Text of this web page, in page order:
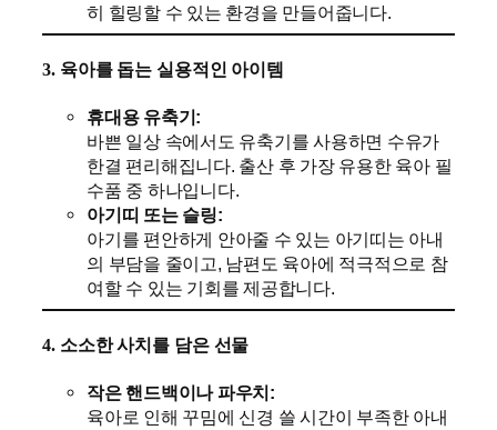
히 힐링할 수 있는 환경을 만들어줍니다.
3. 육아를 돕는 실용적인 아이템
휴대용 유축기:
바쁜 일상 속에서도 유축기를 사용하면 수유가
한결 편리해집니다. 출산 후 가장 유용한 육아 필
수품 중 하나입니다.
아기띠 또는 슬링:
아기를 편안하게 안아줄 수 있는 아기띠는 아내
의 부담을 줄이고, 남편도 육아에 적극적으로 참
여할 수 있는 기회를 제공합니다.
4. 소소한 사치를 담은 선물
작은 핸드백이나 파우치:
육아로 인해 꾸밈에 신경 쓸 시간이 부족한 아내